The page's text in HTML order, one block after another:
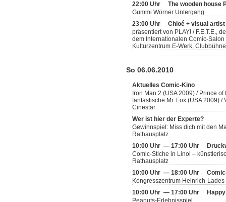
22:00 Uhr The wooden house
Gummi Wörner Untergang
23:00 Uhr Chloé + visual
präsentiert von PLAY! / F.E.T.E.,
dem Internationalen Comic-
Kulturzentrum E-Werk, Clubbühne
So 06.06.2010
Aktuelles Comic-Kino
Iron Man 2 (USA 2009) / Prince
fantastische Mr. Fox (USA 2009)
Cinestar
Wer ist hier der Experte?
Gewinnspiel: Miss dich mit den
Rathausplatz
10:00 Uhr — 17:00 Uhr
Comic-Stiche in Linol –
Rathausplatz
10:00 Uhr — 18:00 Uhr
Kongresszentrum Heinrich-
10:00 Uhr — 17:00 Uhr
Peanuts-Erlebnisspiel